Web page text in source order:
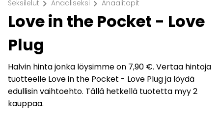
Seksilelut chevron_right Anaaliseksi chevron_right Anaalitapit
Love in the Pocket - Love
Plug
Halvin hinta jonka löysimme on 7,90 €. Vertaa hintoja
tuotteelle Love in the Pocket - Love Plug ja löydä
edullisin vaihtoehto. Tällä hetkellä tuotetta myy 2
kauppaa.